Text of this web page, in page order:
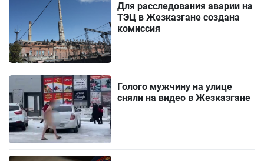
Для расследования аварии на
ТЭЦ в Жезказгане создана
комиссия
Голого мужчину на улице
сняли на видео в Жезказгане